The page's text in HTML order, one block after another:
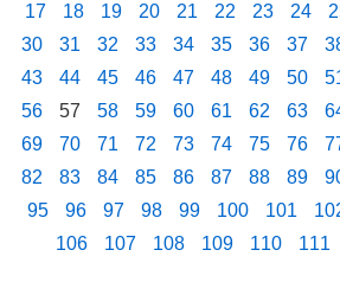
17
18 19 20 21 22 23 24
30
31 32 33 34 35 36 37
43
44 45 46 47 48 49 50
56
57 58 59 60 61 62 63
69
70 71 72 73 74 75 76
82
83 84 85 86 87 88 89
95
96 97 98 99 100 101
106
107 108 109 110 111